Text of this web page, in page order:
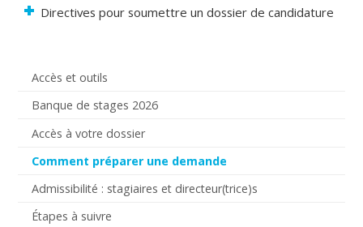
Accès et outils
Banque de stages 2026
Accès à votre dossier
Comment préparer une demande
Admissibilité : stagiaires et directeur(trice)s
Étapes à suivre
Directives pour soumettre un dossier de candidature